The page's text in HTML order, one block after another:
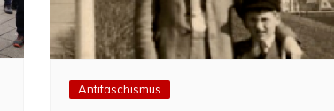
Antifaschismus